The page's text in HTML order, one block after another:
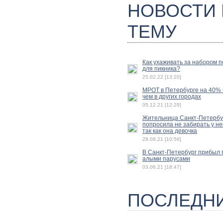
ТЕМУ
Как ухаживать за набором
для пикника?
25.02.22 [13:20]
МРОТ в Петербурге на 40%
чем в других городах
05.12.21 [12:29]
Жительница Санкт-
попросила не забирать у
так как она девочка
28.08.21 [10:56]
В Санкт-Петербург прибыл
алыми парусами
03.06.21 [18:47]